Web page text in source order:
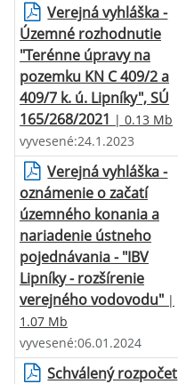
Verejná vyhláška -
Územné rozhodnutie
"Terénne úpravy na
pozemku KN C 409/2 a
409/7 k. ú. Lipníky", SÚ
165/268/2021 | 0.13 Mb
vyvesené:24.1.2023
Verejná vyhláška -
oznámenie o začatí
územného konania a
nariadenie ústneho
pojednávania - "IBV
Lipníky - rozšírenie
verejného vodovodu" |
1.07 Mb
vyvesené:06.01.2024
Schválený rozpočet